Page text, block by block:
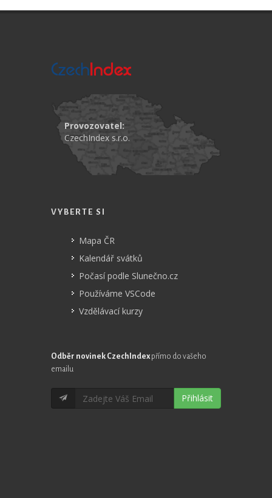
Provozovatel:
CzechIndex s.r.o.
VYBERTE SI
Mapa ČR
Kalendář svátků
Počasí podle Slunečno.cz
Používáme VSCode
Vzdělávací kurzy
Odběr novinek CzechIndex přímo do vašeho
emailu
Přihlásit